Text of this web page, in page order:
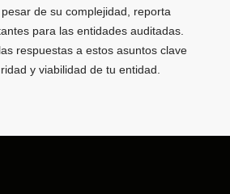
de su complejidad, reporta
para las entidades auditadas.
respuestas a estos asuntos clave
y viabilidad de tu entidad.